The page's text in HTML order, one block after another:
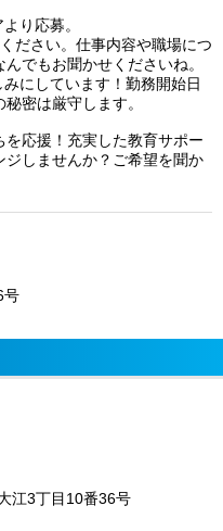
り応募。
ださい。仕事内容や職場につ
でもお聞かせくださいね。
にしています！勤務開始日
密は厳守します。
応援！充実した教育サポー
ジしませんか？ご希望を聞か
号
江3丁目10番36号